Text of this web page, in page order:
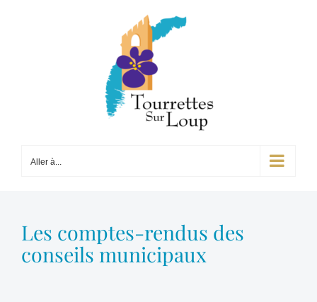
Aller à...
Les comptes-rendus des
conseils municipaux